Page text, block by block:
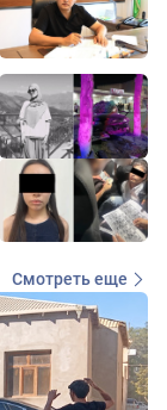
Смотреть еще